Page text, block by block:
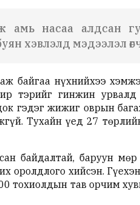
насаа алдсан
хэвлэлд мэдээлэл
байгаа нүхнийхээ
тэрийг гинжин урвалд
гэдэг жижиг оврын
Тухайн үед 27
байдалтай, баруун
оролдлого хийсэн.
тохиолдын тав орчим